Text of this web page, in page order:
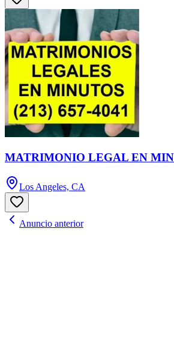
MATRIMONIO LEGAL EN
Los Angeles, CA
Anuncio anterior